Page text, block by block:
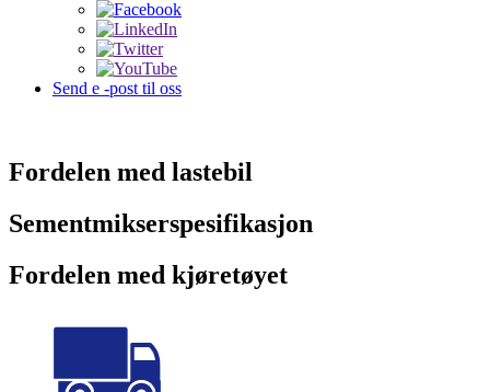
Send e -post til oss
Fordelen med lastebil
Sementmikserspesifikasjon
Fordelen med kjøretøyet